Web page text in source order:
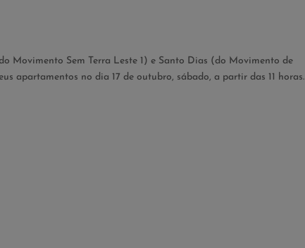
Movimento Sem Terra Leste 1) e Santo Dias (do Movimento de
apartamentos no dia 17 de outubro, sábado, a partir das 11 horas.